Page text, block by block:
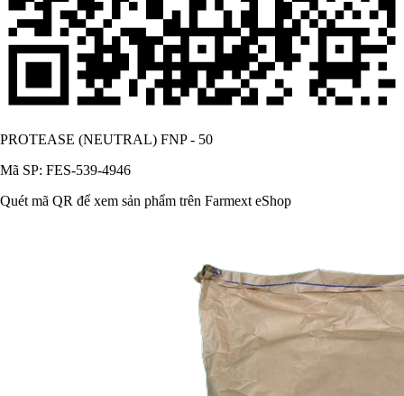
PROTEASE (NEUTRAL) FNP - 50
Mã SP: FES-539-4946
Quét mã QR để xem sản phẩm trên Farmext eShop